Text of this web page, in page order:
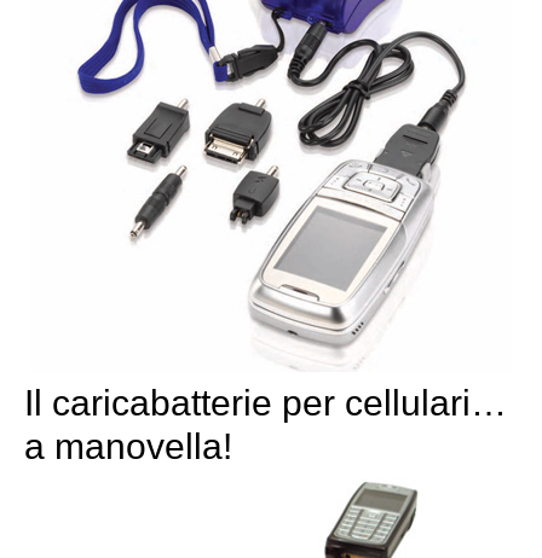
Il caricabatterie per cellulari…
a manovella!